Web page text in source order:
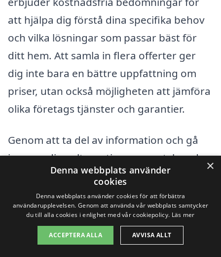
att hjälpa dig förstå dina specifika behov
och vilka lösningar som passar bäst för
ditt hem. Att samla in flera offerter ger
dig inte bara en bättre uppfattning om
priser, utan också möjligheten att jämföra
olika företags tjänster och garantier.
Genom att ta del av information och gå
igenom dina alternativ noggrant, kan du
hitta en kostnadseffektiv och hållbar
lösning för värmebehovet i ditt hem. Att
investera i bergvärme är inte bara ett
steg mot lägre energikostnader, utan
också ett positivt bidrag till miljön.
×
Denna webbplats använder
cookies
Denna webbplats använder cookies för att förbättra
användarupplevelsen. Genom att använda vår webbplats samtycker
du till alla cookies i enlighet med vår cookiepolicy. Läs mer
ACCEPTERA ALLA AVVISA ALLT